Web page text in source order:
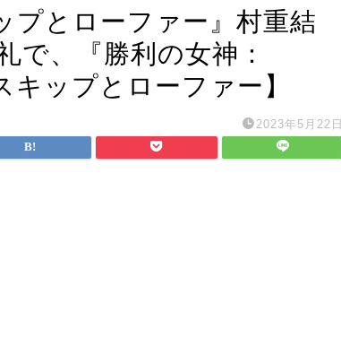
プとローファー』村重結
で、『勝利の女神：
ップとローファー】
2023年5月22日